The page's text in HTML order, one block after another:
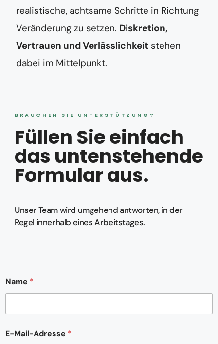
realistische, achtsame Schritte in Richtung
Veränderung zu setzen. Diskretion,
Vertrauen und Verlässlichkeit stehen
dabei im Mittelpunkt.
BRAUCHEN SIE UNTERSTÜTZUNG?
Füllen Sie einfach
das untenstehende
Formular aus.
Unser Team wird umgehend antworten, in der
Regel innerhalb eines Arbeitstages.
Name *
E-Mail-Adresse *